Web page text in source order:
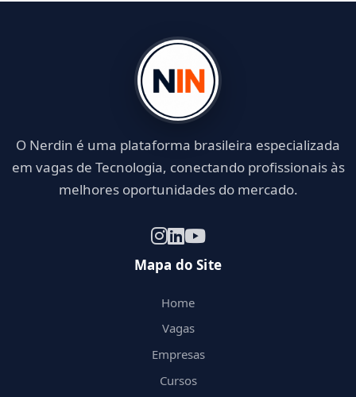
O Nerdin é uma plataforma brasileira especializada
em vagas de Tecnologia, conectando profissionais às
melhores oportunidades do mercado.
Mapa do Site
Home
Vagas
Empresas
Cursos